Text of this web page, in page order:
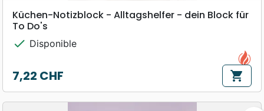
Küchen-Notizblock - Alltagshelfer - dein Block für
To Do's
check Disponible
Prix
7,22 CHF shopping_cart